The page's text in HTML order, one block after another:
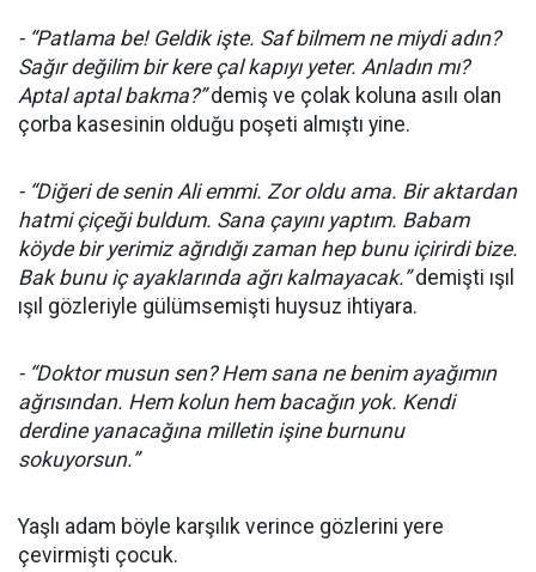
- “Patlama be! Geldik işte. Saf bilmem ne miydi adın?
Sağır değilim bir kere çal kapıyı yeter. Anladın mı?
Aptal aptal bakma?”demiş ve çolak koluna asılı olan
çorba kasesinin olduğu poşeti almıştı yine.
- “Diğeri de senin Ali emmi. Zor oldu ama. Bir aktardan
hatmi çiçeği buldum. Sana çayını yaptım. Babam
köyde bir yerimiz ağrıdığı zaman hep bunu içirirdi bize.
Bak bunu iç ayaklarında ağrı kalmayacak.”demişti ışıl
ışıl gözleriyle gülümsemişti huysuz ihtiyara.
- “Doktor musun sen? Hem sana ne benim ayağımın
ağrısından. Hem kolun hem bacağın yok. Kendi
derdine yanacağına milletin işine burnunu
sokuyorsun.”
Yaşlı adam böyle karşılık verince gözlerini yere
çevirmişti çocuk.